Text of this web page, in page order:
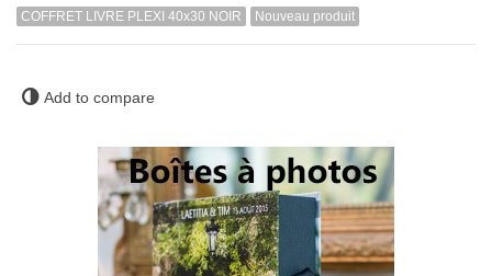
COFFRET LIVRE PLEXI 40x30 NOIR Nouveau produit
Add to compare